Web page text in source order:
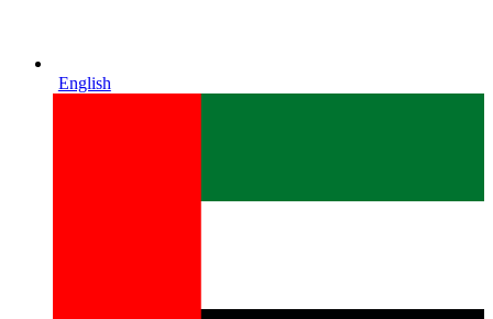
English